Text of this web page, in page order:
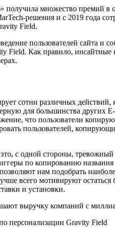
множество премий в
решения и с 2019 года
Field.
пользователей сайта и
Как правило,
сотни различных
для большинства других
что пользователи
пользователей,
с одной стороны,
по копированию
нам подобрать
всего мотивируют
и установки.
персонализации Gravity Field